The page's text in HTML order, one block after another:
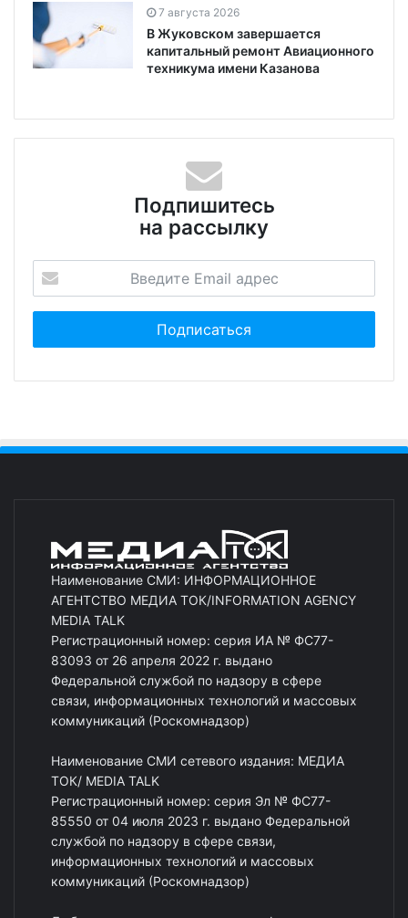
7 августа 2026
В Жуковском завершается
капитальный ремонт Авиационного
техникума имени Казанова
Подпишитесь
на рассылку
Наименование СМИ: ИНФОРМАЦИОННОЕ
АГЕНТСТВО МЕДИА ТОК/INFORMATION AGENCY
MEDIA TALK
Регистрационный номер: серия ИА № ФС77-
83093 от 26 апреля 2022 г. выдано
Федеральной службой по надзору в сфере
связи, информационных технологий и массовых
коммуникаций (Роскомнадзор)
Наименование СМИ сетевого издания: МЕДИА
ТОК/ MEDIA TALK
Регистрационный номер: серия Эл № ФС77-
85550 от 04 июля 2023 г. выдано Федеральной
службой по надзору в сфере связи,
информационных технологий и массовых
коммуникаций (Роскомнадзор)